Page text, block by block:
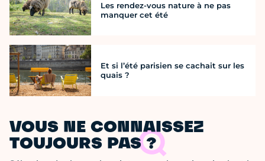
Les rendez-vous nature à ne pas
manquer cet été
Et si l’été parisien se cachait sur les
quais ?
VOUS NE CONNAISSEZ
TOUJOURS PAS ?